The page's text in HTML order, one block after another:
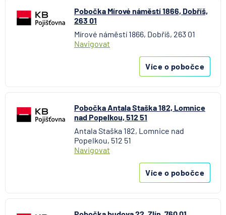
Direct pojišťovna
Fio banka
Generali česká pojišťovna
Generali penzijní společnost
HDI Versicherung AG
HSBC Bank plc - pobočka Praha
ING Bank N. V.
KB Penzijní společnost
Max banka
mBank
Pobočka Mírové náměstí 1866, Dobříš,
263 01
Mírové náměstí 1866, Dobříš, 263 01
Navigovat
Více o pobočce
Pobočka Antala Staška 182, Lomnice
nad Popelkou, 512 51
Antala Staška 182, Lomnice nad
Popelkou, 512 51
Navigovat
Více o pobočce